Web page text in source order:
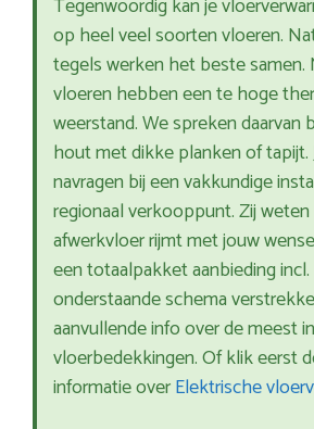
Tegenwoordig kan je
op heel veel soorten vloeren.
tegels werken het beste samen.
vloeren hebben een te hoge
weerstand. We spreken daarvan
hout met dikke planken of
navragen bij een vakkundige
regionaal verkooppunt. Zij
afwerkvloer rijmt met jouw
een totaalpakket aanbieding
onderstaande schema
aanvullende info over de meest
vloerbedekkingen. Of klik eerst
informatie overElektrische